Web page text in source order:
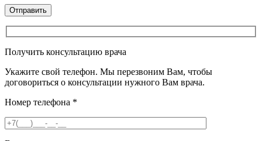
Получить консультацию врача
Укажите свой телефон. Мы перезвоним Вам, чтобы
договориться о консультации нужного Вам врача.
Номер телефона *